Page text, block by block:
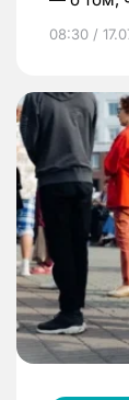
08:30 /